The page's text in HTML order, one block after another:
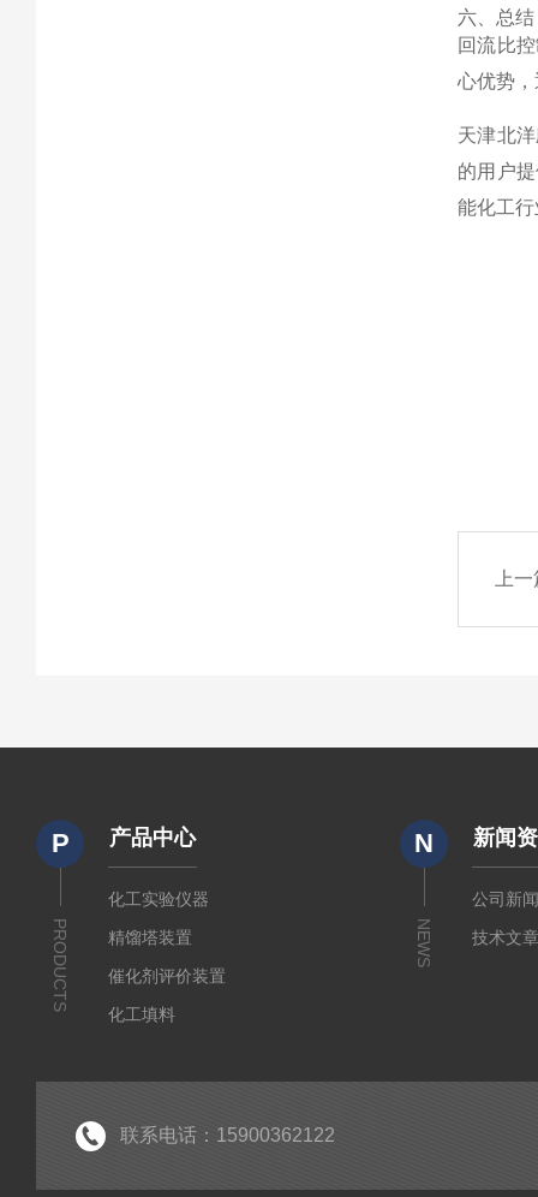
六、总结
回流比
心优势
天津北
的用户
能化工
上
P
PRODUCTS
产品中心
化工实验仪器
精馏塔装置
催化剂评价装置
化工填料
N
NEWS
新闻
公司新
技术文
联系电话：15900362122